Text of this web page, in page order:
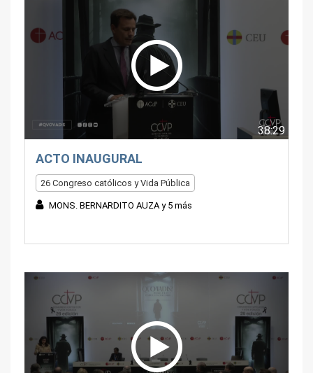
38:29
ACTO INAUGURAL
26 Congreso católicos y Vida Pública
MONS. BERNARDITO AUZA y 5 más